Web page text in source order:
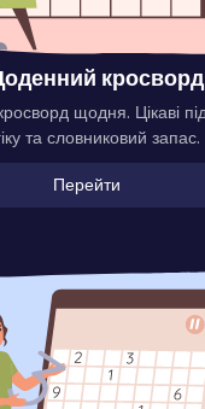
кросворд
щодня. Цікаві
та словниковий запас.
Перейти